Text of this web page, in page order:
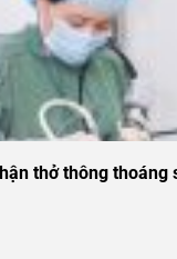
thở thông thoáng